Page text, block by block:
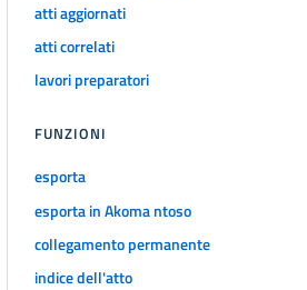
31
32
33
DISPOSIZIONI FISCALI
34
atti aggiornati
atti correlati
lavori preparatori
FUNZIONI
esporta
esporta in Akoma ntoso
collegamento permanente
indice dell'atto